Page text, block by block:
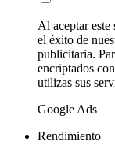
Al aceptar
el éxito de
publicitaria.
encriptados
utilizas sus
Google Ads
Rendimiento